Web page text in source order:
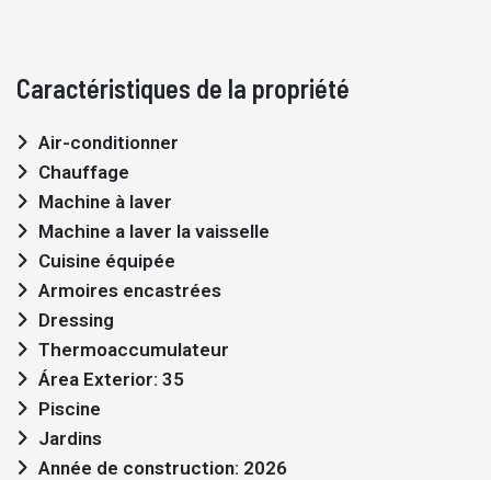
Caractéristiques de la propriété
Air-conditionner
Chauffage
Machine à laver
Machine a laver la vaisselle
Cuisine équipée
Armoires encastrées
Dressing
Thermoaccumulateur
Área Exterior: 35
Piscine
Jardins
Année de construction: 2026